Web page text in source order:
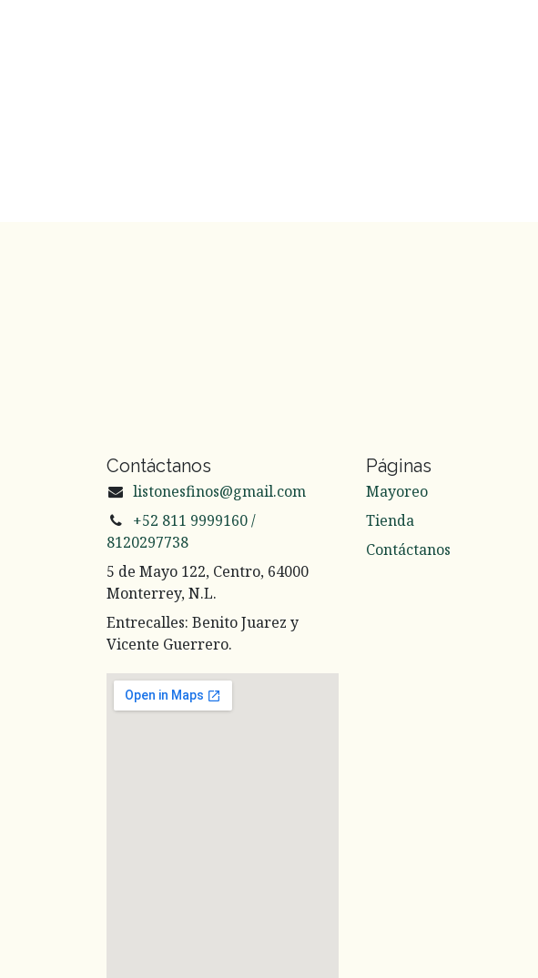
Contáctanos
listonesfinos@gmail.com
+52 811 9999160 /
8120297738
5 de Mayo 122, Centro, 64000
Monterrey, N.L.
Entrecalles: Benito Juarez y
Vicente Guerrero.
Páginas
Mayoreo
Tienda
Contáctanos